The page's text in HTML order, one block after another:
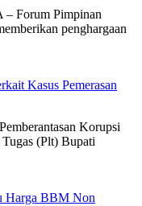
Forum Pimpinan
penghargaan
Kasus Pemerasan
Korupsi
(Plt) Bupati
Harga BBM Non